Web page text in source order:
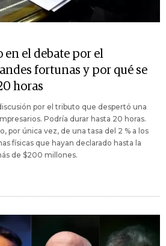
en el debate por el
fortunas y por qué se
horas
por el tributo que despertó una
Podría durar hasta 20 horas.
por única vez, de una tasa del 2 % a los
físicas que hayan declarado hasta la
de $200 millones.